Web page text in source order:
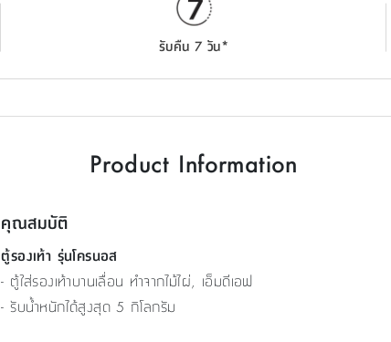
รับคืน 7 วัน*
Product Information
คุณสมบัติ
ตู้รองเท้า รุ่นโครนอส​
- ตู้ใส่รองเท้าบานเลื่อน ทำจากไม้ไผ่, เอ็มดีเอฟ
- รับน้ำหนักได้สูงสุด 5 กิโลกรัม